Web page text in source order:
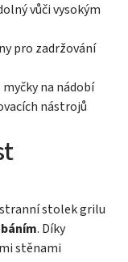
vůči vysokým
pro zadržování
na nádobí
nástrojů
stolek grilu
. Díky
stěnami